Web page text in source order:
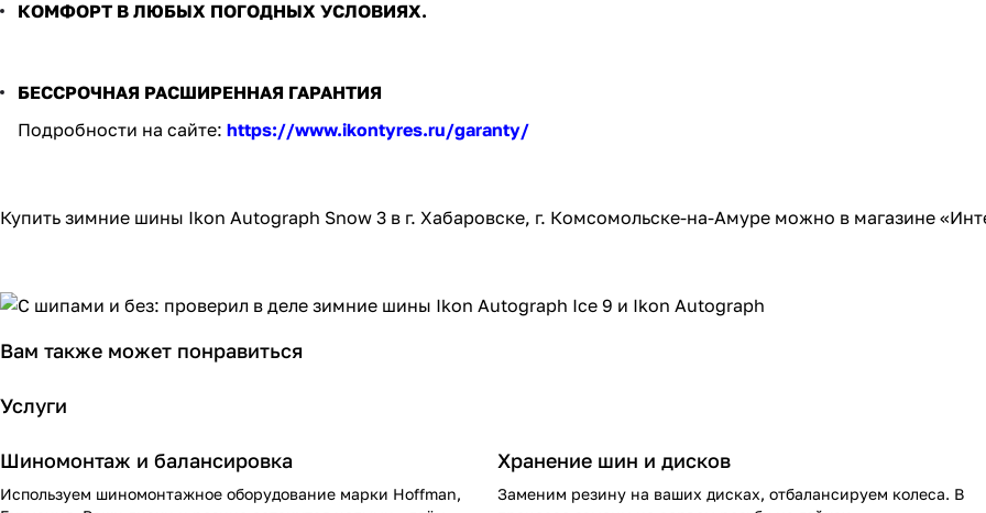
КОМФОРТ В ЛЮБЫХ ПОГОДНЫХ УСЛОВИЯХ.
БЕССРОЧНАЯ РАСШИРЕННАЯ ГАРАНТИЯ
Подробности на сайте: https://www.ikontyres.ru/garanty/
Купить зимние шины Ikon Autograph Snow 3 в г. Хабаровске, г. Комсомольске-на-Амуре можно в магазине
Вам также может понравиться
Услуги
Шиномонтаж и балансировка
Используем шиномонтажное оборудование марки Hoffman,
Хранение шин и дисков
Заменим резину на ваших дисках, отбалансируем колеса. В